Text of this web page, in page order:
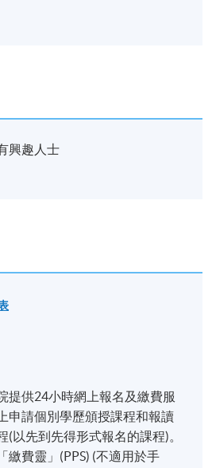
興趣人士
提供24小時網上報名及繳費服
申請個別學歷頒授課程和報讀
(以先到先得形式報名的課程)。
繳費靈」(PPS) (不適用於手